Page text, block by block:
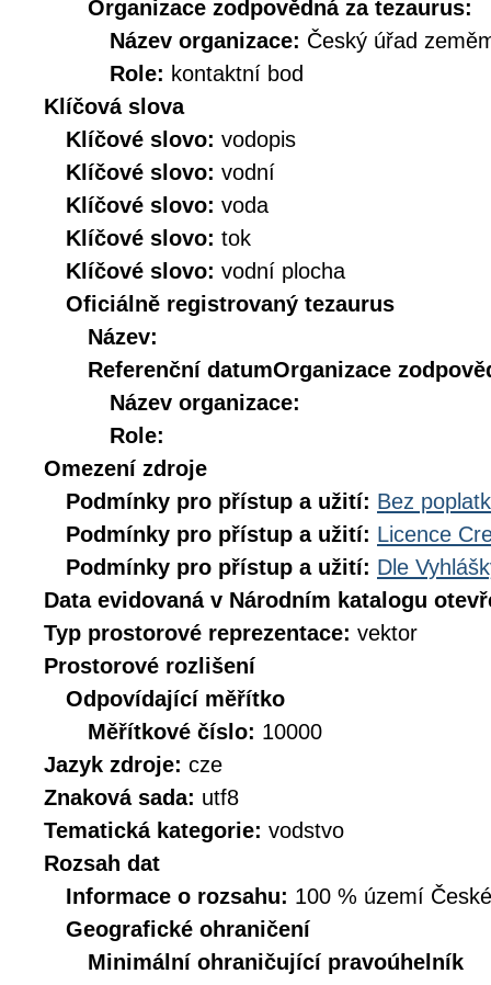
Organizace zodpovědná za tezaurus:
Název organizace: Český úřad
Role: kontaktní bod
Klíčová slova
Klíčové slovo: vodopis
Klíčové slovo: vodní
Klíčové slovo: voda
Klíčové slovo: tok
Klíčové slovo: vodní plocha
Oficiálně registrovaný tezaurus
Název:
Referenční datumOrganizace
Název organizace:
Role:
Omezení zdroje
Podmínky pro přístup a užití: Bez
Podmínky pro přístup a užití: Licence
Podmínky pro přístup a užití: Dle
Data evidovaná v Národním katalogu
Typ prostorové reprezentace: vektor
Prostorové rozlišení
Odpovídající měřítko
Měřítkové číslo: 10000
Jazyk zdroje: cze
Znaková sada: utf8
Tematická kategorie: vodstvo
Rozsah dat
Informace o rozsahu: 100 % území
Geografické ohraničení
Minimální ohraničující pravoúhelník